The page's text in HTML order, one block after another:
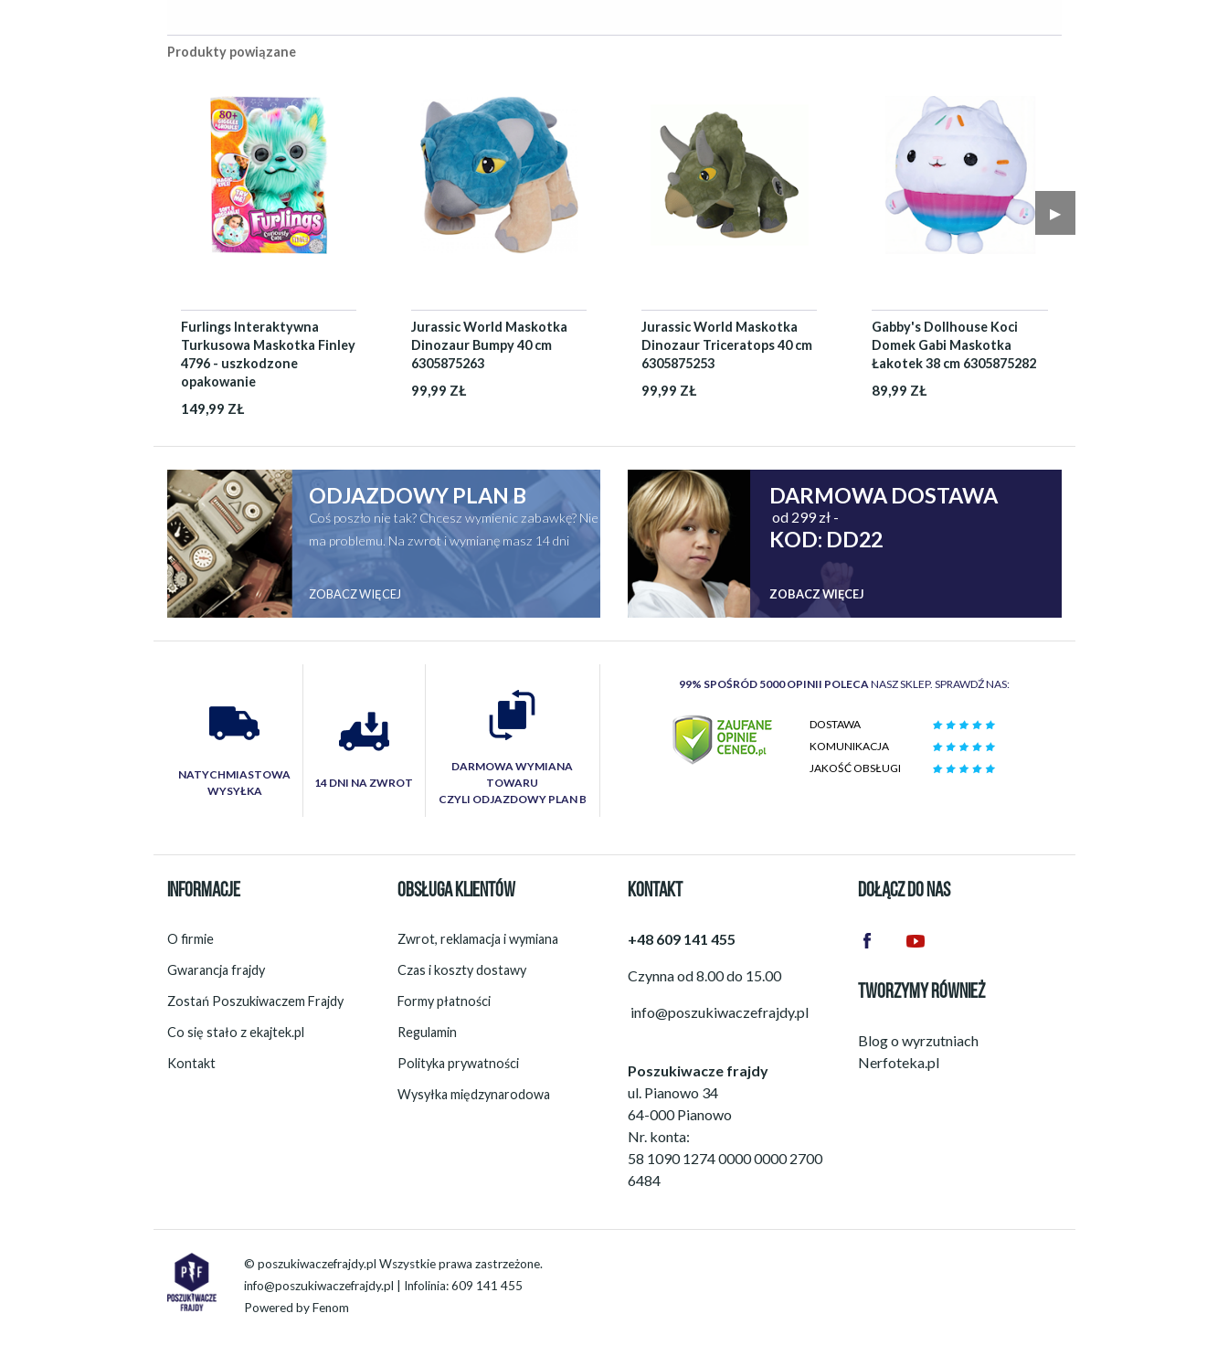
Produkty powiązane
▶︎
Furlings Interaktywna
Turkusowa Maskotka Finley
4796 - uszkodzone
opakowanie
149,99 ZŁ
Jurassic World Maskotka
Dinozaur Bumpy 40 cm
6305875263
99,99 ZŁ
Jurassic World Maskotka
Dinozaur Triceratops 40 cm
6305875253
99,99 ZŁ
Gabby's Dollhouse Koci
Domek Gabi Maskotka
Łakotek 38 cm 6305875282
89,99 ZŁ
ODJAZDOWY PLAN B
Coś poszło nie tak? Chcesz wymienic zabawkę? Nie
ma problemu. Na zwrot i wymianę masz 14 dni
ZOBACZ WIĘCEJ
DARMOWA DOSTAWA
od 299 zł -
KOD: DD22
ZOBACZ WIĘCEJ
NATYCHMIASTOWA
WYSYŁKA
14 DNI NA ZWROT
DARMOWA WYMIANA
TOWARU
CZYLI ODJAZDOWY PLAN B
99% SPOŚRÓD 5000 OPINII POLECA NASZ SKLEP. SPRAWDŹ NAS:
DOSTAWA
KOMUNIKACJA
JAKOŚĆ OBSŁUGI
INFORMACJE
O firmie
Gwarancja frajdy
Zostań Poszukiwaczem Frajdy
Co się stało z ekajtek.pl
Kontakt
OBSŁUGA KLIENTÓW
Zwrot, reklamacja i wymiana
Czas i koszty dostawy
Formy płatności
Regulamin
Polityka prywatności
Wysyłka międzynarodowa
KONTAKT
+48 609 141 455
Czynna od 8.00 do 15.00
info@poszukiwaczefrajdy.pl
Poszukiwacze frajdy
ul. Pianowo 34
64-000 Pianowo
Nr. konta:
58 1090 1274 0000 0000 2700
6484
DOŁĄCZ DO NAS
TWORZYMY RÓWNIEŻ
Blog o wyrzutniach
Nerfoteka.pl
© poszukiwaczefrajdy.pl Wszystkie prawa zastrzeżone.
info@poszukiwaczefrajdy.pl | Infolinia: 609 141 455
Powered byFenom